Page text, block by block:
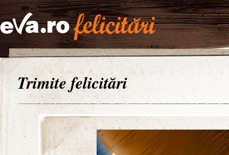
Trimite felicitări